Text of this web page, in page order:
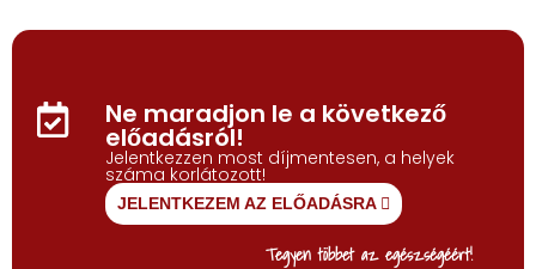
Tegyen többet az egészségéért!
Ne maradjon le a következő
előadásról!
Jelentkezzen most díjmentesen, a helyek
száma korlátozott!
JELENTKEZEM AZ ELŐADÁSRA